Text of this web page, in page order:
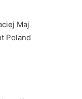
Maj
Poland